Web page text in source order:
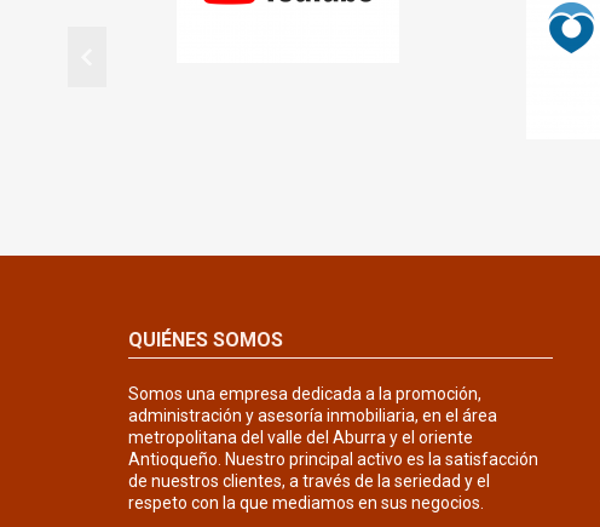
QUIÉNES SOMOS
Somos una empresa dedicada a la promoción,
administración y asesoría inmobiliaria, en el área
metropolitana del valle del Aburra y el oriente
Antioqueño. Nuestro principal activo es la satisfacción
de nuestros clientes, a través de la seriedad y el
respeto con la que mediamos en sus negocios.